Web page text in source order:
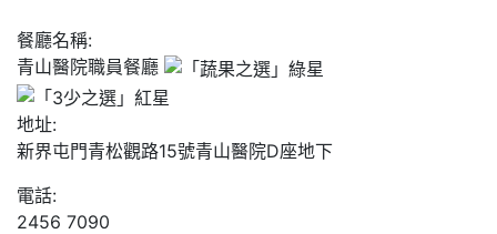
餐廳名稱:
青山醫院職員餐廳
地址:
新界屯門青松觀路15號青山醫院D座地下
電話:
2456 7090